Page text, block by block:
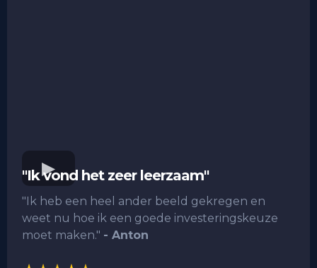
"Ik vond het zeer leerzaam"
"Ik heb een heel ander beeld gekregen en
weet nu hoe ik een goede investeringskeuze
moet maken." - Anton